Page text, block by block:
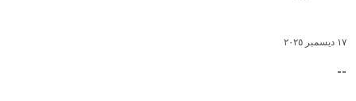
١٧ ديسمبر ٢٠٢٥
--